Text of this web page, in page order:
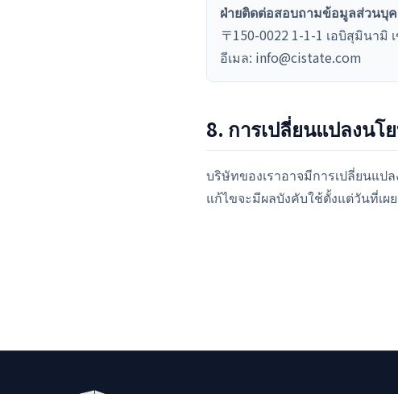
ฝ่ายติดต่อสอบถามข้อมูลส่วนบุ
〒150-0022 1-1-1 เอบิสุมินามิ
อีเมล: info@cistate.com
8. การเปลี่ยนแปลงนโ
บริษัทของเราอาจมีการเปลี่ยนแป
แก้ไขจะมีผลบังคับใช้ตั้งแต่วันที่เผ